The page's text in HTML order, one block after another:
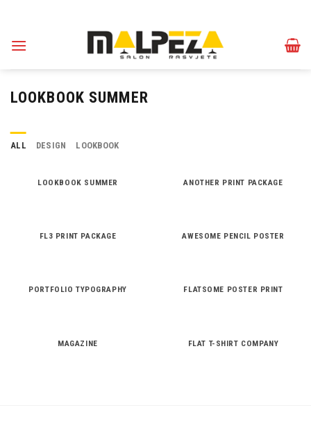
content
LOOKBOOK SUMMER
ALL DESIGN LOOKBOOK
LOOKBOOK SUMMER ANOTHER PRINT PACKAGE
FL3 PRINT PACKAGE AWESOME PENCIL POSTER
PORTFOLIO TYPOGRAPHY FLATSOME POSTER PRINT
MAGAZINE FLAT T-SHIRT COMPANY